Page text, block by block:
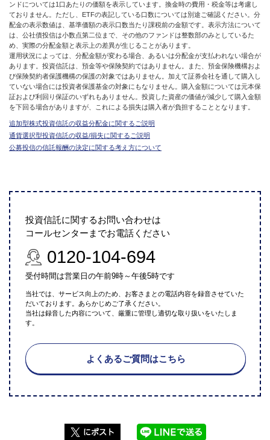
ンドについては1口あたりの価額を表示しています。換金時の費用・税金等は考慮し
ておりません。ただし、ETFの表記している口数については別途ご確認ください。分
配金の表示数値は、基準価額の表示口数当たり課税前の金額です。表示方法について
は、公社債投信は小数点第二位まで、その他のファンドは整数部のみとしているた
め、実際の分配金額と表示上の差異が生じることがあります。
運用状況によっては、分配金額が変わる場合、あるいは分配金が支払われない場合が
あります。投資信託は、預金等や保険契約ではありません。また、預金保険機構およ
び保険契約者保護機構の保護の対象ではありません。加えて証券会社を通して購入し
ていない場合には投資者保護基金の対象にもなりません。購入金額については元本保
証および利回り保証のいずれもありません。投資した資産の価値が減少して購入金額
を下回る場合がありますが、これによる損失は購入者が負担することとなります。
追加型株式投資信託の収益分配金に関するご説明
通貨選択型投資信託の収益/損失に関するご説明
公募投信の信託報酬の決定に関する考え方について
投資信託に関するお問い合わせは
コールセンターまでお電話ください
0120-104-694
受付時間は営業日の午前9時～午後5時です
当社では、サービス向上のため、お客さまとの電話内容を録音させていた
だいております。あらかじめご了承ください。
当社は録音した内容について、厳重に管理し適切な取り扱いをいたしま
す。
よくあるご質問はこちら